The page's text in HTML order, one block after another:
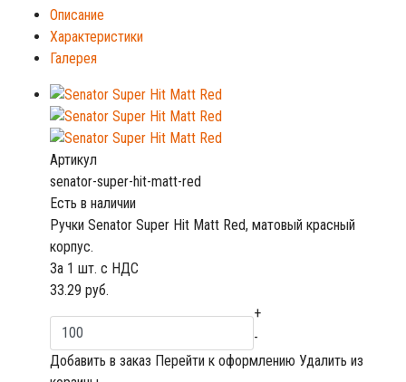
Описание
Характеристики
Галерея
Артикул
senator-super-hit-matt-red
Есть в наличии
Ручки Senator Super Hit Matt Red, матовый красный
корпус.
За 1 шт. с НДС
33.29 руб.
+
-
Добавить в заказ Перейти к оформлению Удалить из